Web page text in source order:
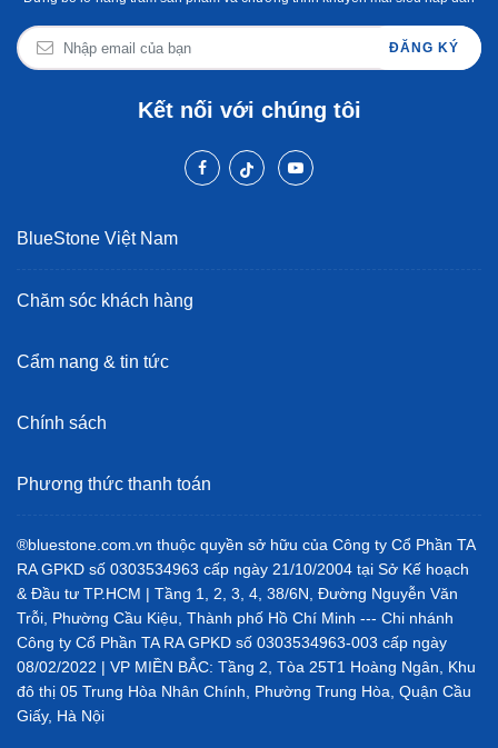
ĐĂNG KÝ
Kết nối với chúng tôi
BlueStone Việt Nam
Chăm sóc khách hàng
Cẩm nang & tin tức
Chính sách
Phương thức thanh toán
®bluestone.com.vn thuộc quyền sở hữu của Công ty Cổ Phần TA
RA GPKD số 0303534963 cấp ngày 21/10/2004 tại Sở Kế hoạch
& Đầu tư TP.HCM | Tầng 1, 2, 3, 4, 38/6N, Đường Nguyễn Văn
Trỗi, Phường Cầu Kiệu, Thành phố Hồ Chí Minh --- Chi nhánh
Công ty Cổ Phần TA RA GPKD số 0303534963-003 cấp ngày
08/02/2022 | VP MIỀN BẮC: Tầng 2, Tòa 25T1 Hoàng Ngân, Khu
đô thị 05 Trung Hòa Nhân Chính, Phường Trung Hòa, Quận Cầu
Giấy, Hà Nội